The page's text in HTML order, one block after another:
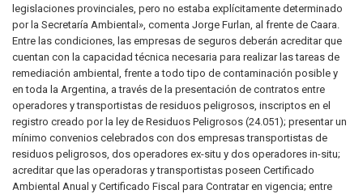
legislaciones provinciales, pero no estaba explícitamente determinado
por la Secretaría Ambiental», comenta Jorge Furlan, al frente de Caara.
Entre las condiciones, las empresas de seguros deberán acreditar que
cuentan con la capacidad técnica necesaria para realizar las tareas de
remediación ambiental, frente a todo tipo de contaminación posible y
en toda la Argentina, a través de la presentación de contratos entre
operadores y transportistas de residuos peligrosos, inscriptos en el
registro creado por la ley de Residuos Peligrosos (24.051); presentar un
mínimo convenios celebrados con dos empresas transportistas de
residuos peligrosos, dos operadores ex-situ y dos operadores in-situ;
acreditar que las operadoras y transportistas poseen Certificado
Ambiental Anual y Certificado Fiscal para Contratar en vigencia; entre